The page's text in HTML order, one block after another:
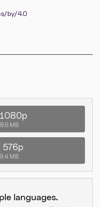
by/4.0
MB
576p
MB
languages.